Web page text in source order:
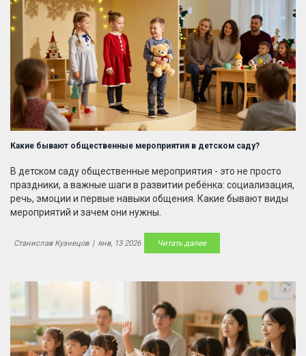
Какие бывают общественные мероприятия в детском саду?
В детском саду общественные мероприятия - это не просто
праздники, а важные шаги в развитии ребёнка: социализация,
речь, эмоции и первые навыки общения. Какие бывают виды
мероприятий и зачем они нужны.
Станислав Кузнецов | янв, 13 2026 Читать далее